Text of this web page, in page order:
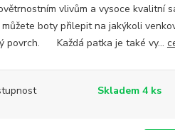
vlivům a vysoce kvalitní
boty přilepit na jakýkoli
povrch. Každá patka je také vy...
Skladem 4 ks